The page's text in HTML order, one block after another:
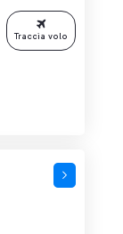
Traccia volo